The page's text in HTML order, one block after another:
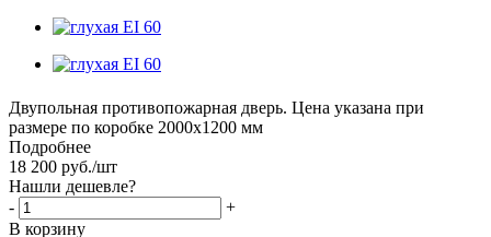
Двупольная противопожарная дверь. Цена указана при
размере по коробке 2000х1200 мм
Подробнее
18 200 руб./шт
Нашли дешевле?
-
+
В корзину